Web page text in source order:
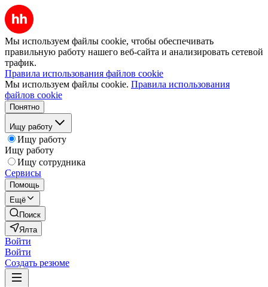
Мы используем файлы cookie, чтобы обеспечивать
правильную работу нашего веб-сайта и анализировать сетевой
трафик.
Правила использования файлов cookie
Мы используем файлы cookie. Правила использования
файлов cookie
Понятно
Ищу работу
Ищу работу
Ищу работу
Ищу сотрудника
Сервисы
Помощь
Ещё
Поиск
Ялта
Войти
Войти
Создать резюме